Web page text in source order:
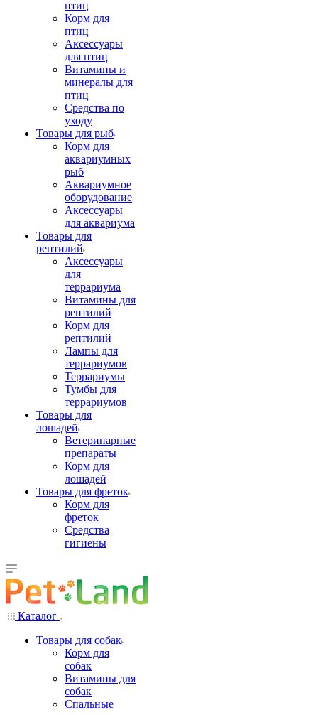
птиц
Корм для
птиц
Аксессуары
для птиц
Витамины и
минералы для
птиц
Средства по
уходу
Товары для рыб
Корм для
аквариумных
рыб
Аквариумное
оборудование
Аксессуары
для аквариума
Товары для
рептилий
Аксессуары
для
террариума
Витамины для
рептилий
Корм для
рептилий
Лампы для
террариумов
Террариумы
Тумбы для
террариумов
Товары для
лошадей
Ветеринарные
препараты
Корм для
лошадей
Товары для фреток
Корм для
фреток
Средства
гигиены
Каталог
Товары для собак
Корм для
собак
Витамины для
собак
Спальные